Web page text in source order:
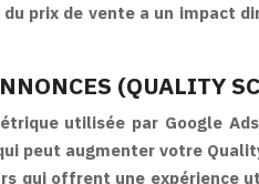
prix de vente a un
(QUALITY
utilisée par Google
peut augmenter votre
qui offrent une